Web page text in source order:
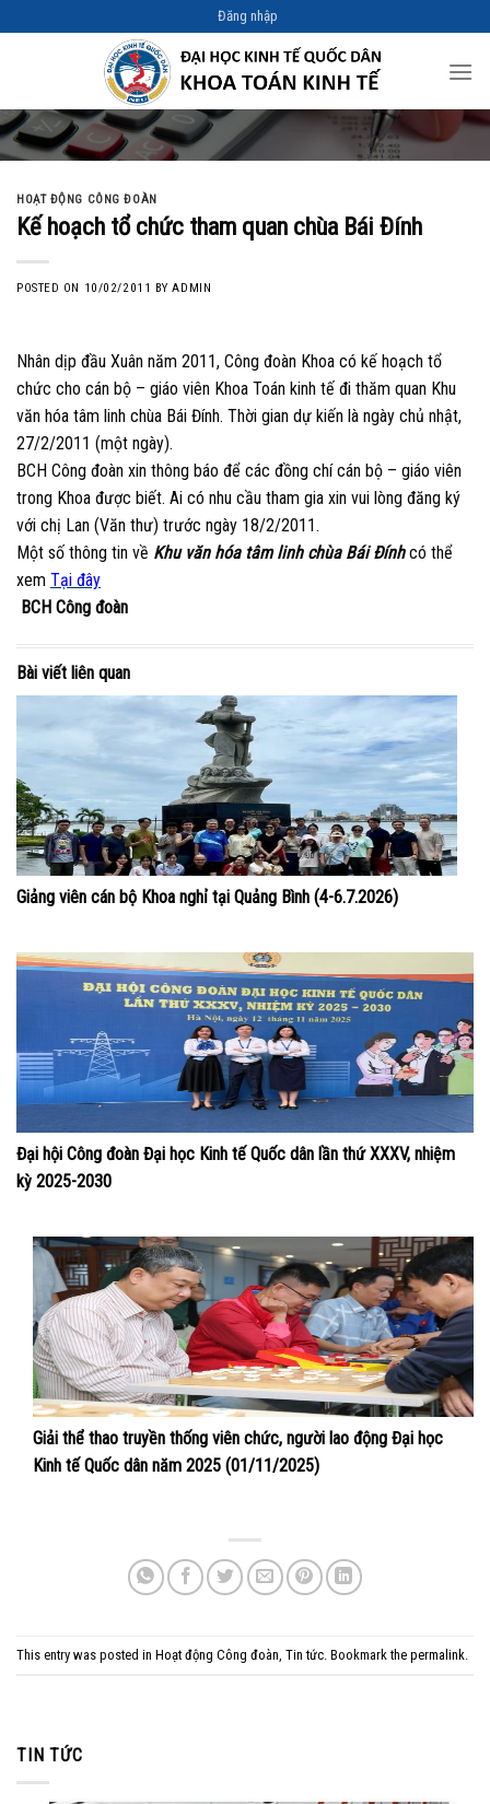
to
Đăng nhập
HOẠT ĐỘNG CÔNG ĐOÀN
Kế hoạch tổ chức tham quan chùa Bái Đính
POSTED ON 10/02/2011 BYADMIN
Nhân dịp đầu Xuân năm 2011, Công đoàn Khoa có kế hoạch tổ
chức cho cán bộ – giáo viên Khoa Toán kinh tế đi thăm quan Khu
văn hóa tâm linh chùa Bái Đính. Thời gian dự kiến là ngày chủ nhật,
27/2/2011 (một ngày).
BCH Công đoàn xin thông báo để các đồng chí cán bộ – giáo viên
trong Khoa được biết. Ai có nhu cầu tham gia xin vui lòng đăng ký
với chị Lan (Văn thư) trước ngày 18/2/2011.
Một số thông tin về Khu văn hóa tâm linh chùa Bái Đínhcó thể
xem Tại đây
BCH Công đoàn
Bài viết liên quan
Giảng viên cán bộ Khoa nghỉ tại Quảng Bình (4-6.7.2026)
Đại hội Công đoàn Đại học Kinh tế Quốc dân lần thứ XXXV, nhiệm
kỳ 2025-2030
Giải thể thao truyền thống viên chức, người lao động Đại học
Kinh tế Quốc dân năm 2025 (01/11/2025)
This entry was posted in Hoạt động Công đoàn Tin tức . Bookmark the permalink
TIN TỨC